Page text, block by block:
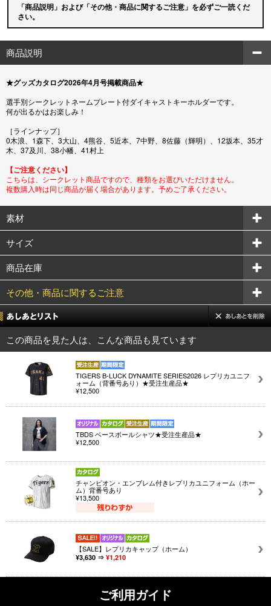
「商品説明」および「その他・商品に関するご注意」を必ずご一読くだ
さい。
商品説明
★グッズカタログ2026年4月号掲載商品★
選手別シークレットネームプレート付ダイキャストキーホルダーです。
何が出るかはお楽しみ！
［ラインナップ］
0木浪、1森下、3大山、4熊谷、5近本、7中野、8佐藤（輝明）、12坂本、35才
木、37及川、38小幡、41村上
【ご注意ください】
こちらは、シークレット商品ですので、種類をお選びいただけません。
複数購入時は同じ商品が届く場合があります。予めご了承ください。
素材
サイズ
商品在庫
その他・商品に関するご注意
この商品を見た人は、こんな商品も見ています
TIGERS B-LUCK DYNAMITE SERIES2026 レプリカユニフ
ォーム（背番号あり）★受注生産品★
¥12,500
TBDS ベースボールシャツ★受注生産品★
¥12,500
チャンピオン・エンブレム付きレプリカユニフォーム（ホー
ム）背番号あり
¥13,500
【SALE】レプリカキャップ（ホーム）
¥3,630 ⇒ ¥1,210
ご利用ガイド